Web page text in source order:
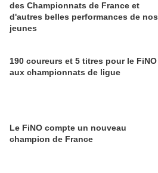
des Championnats de France et
d'autres belles performances de nos
jeunes
190 coureurs et 5 titres pour le FiNO
aux championnats de ligue
Le FiNO compte un nouveau
champion de France